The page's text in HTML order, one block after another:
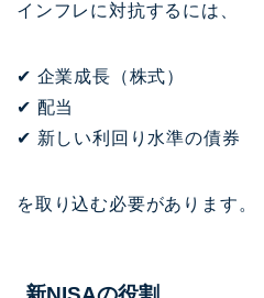
インフレに対抗するには、
✔ 企業成長（株式）
✔ 配当
✔ 新しい利回り水準の債券
を取り込む必要があります。